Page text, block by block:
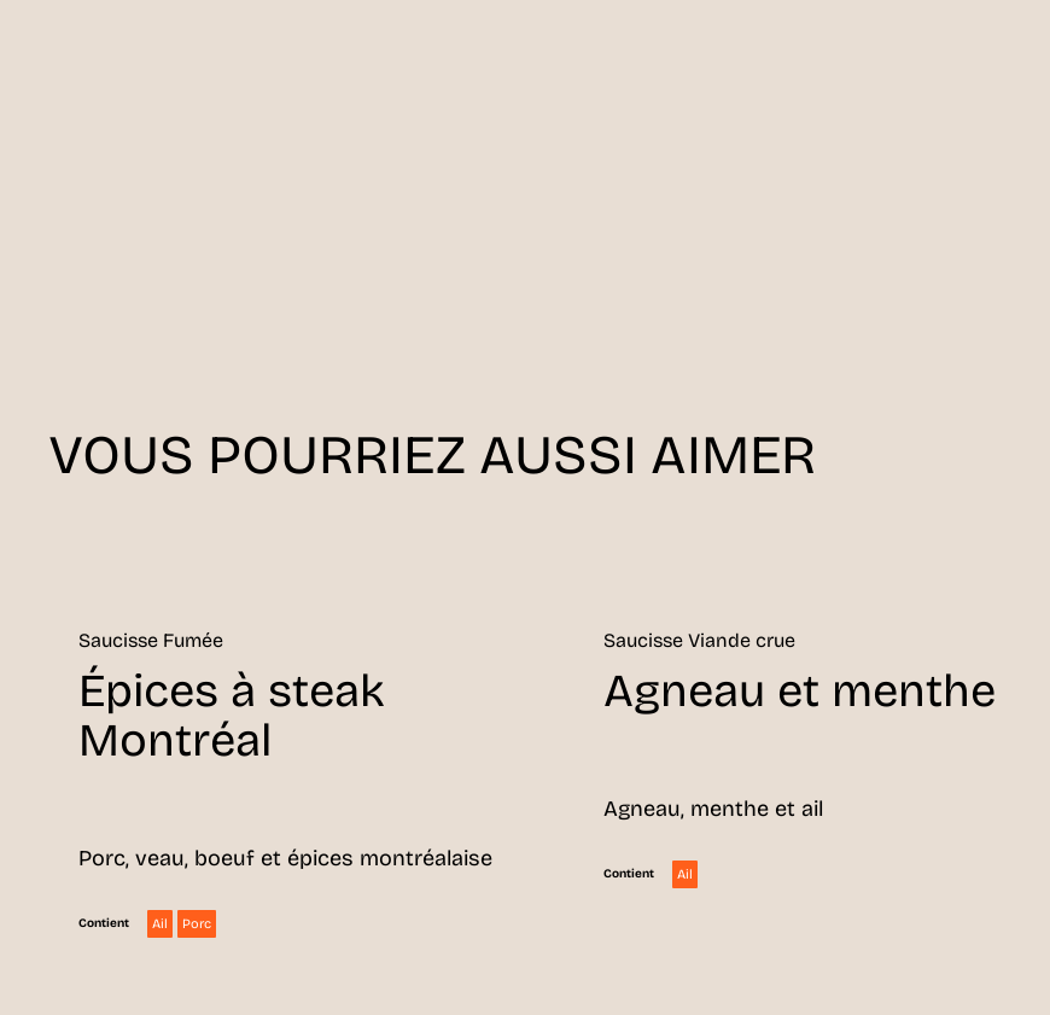
VOUS POURRIEZ AUSSI AIMER
Saucisse Fumée
Épices à steak
Montréal
Porc, veau, boeuf et épices montréalaise
Contient Ail Porc
Saucisse Viande crue
Agneau et menthe
Agneau, menthe et ail
Contient Ail